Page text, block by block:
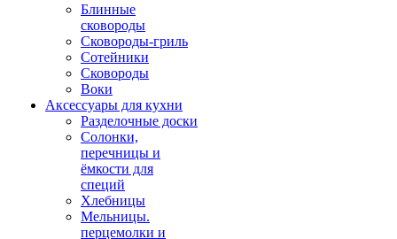
Блинные
сковороды
Сковороды-гриль
Сотейники
Сковороды
Воки
Аксессуары для кухни
Разделочные доски
Солонки,
перечницы и
ёмкости для
специй
Хлебницы
Мельницы.
перцемолки и